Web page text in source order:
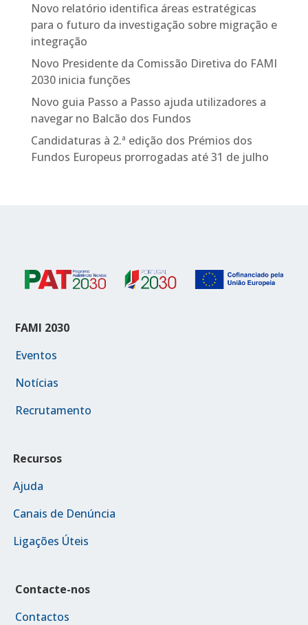
Novo relatório identifica áreas estratégicas
para o futuro da investigação sobre migração e
integração
Novo Presidente da Comissão Diretiva do FAMI
2030 inicia funções
Novo guia Passo a Passo ajuda utilizadores a
navegar no Balcão dos Fundos
Candidaturas à 2.ª edição dos Prémios dos
Fundos Europeus prorrogadas até 31 de julho
FAMI 2030
Eventos
Notícias
Recrutamento
Recursos
Ajuda
Canais de Denúncia
Ligações Úteis
Contacte-nos
Contactos